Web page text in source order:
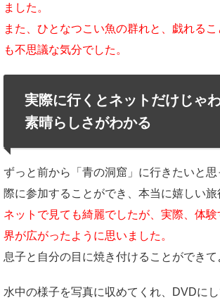
ました。
また、ひとなつこい魚の群れと、戯れる
も不思議な気分でした。
実際に行くとネットだけじゃ
素晴らしさがわかる
ずっと前から「青の洞窟」に行きたいと
際に参加することができ、本当に嬉しい旅
ネットで見ても綺麗でしたが、実際、体
界が広がったように思いました。
息子と自分の目に焼き付けることができて
水中の様子を写真に収めてくれ、DVDに